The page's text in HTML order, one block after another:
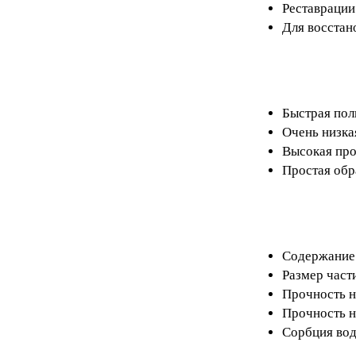
Для
Быстрая
Очень
Высокая
Простая
Содержание
Размер
Прочность
Прочность
Сорбция